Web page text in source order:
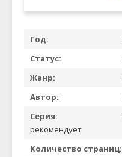
Год:
Статус:
Жанр:
Автор:
Серия:
рекомендует
Количество страниц: